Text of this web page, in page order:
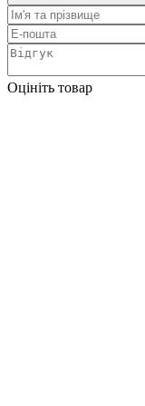
Оцініть товар